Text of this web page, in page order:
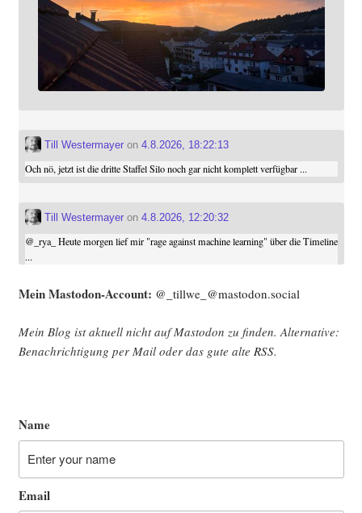
Till Westermayeron 4.8.2026, 18:22:13
Och nö, jetzt ist die dritte Staffel Silo noch gar nicht komplett verfügbar ...
Till Westermayeron 4.8.2026, 12:20:32
@ _rya_ Heute morgen lief mir "rage against machine learning" über die Timeline
...
Mein Mast­o­don-Account: @_tillwe_@mastodon.social
Mein Blog ist aktu­ell nicht auf Mast­o­don zu fin­den. Alter­na­ti­ve:
Benach­rich­ti­gung per Mail oder das gute alte RSS.
Name
Email